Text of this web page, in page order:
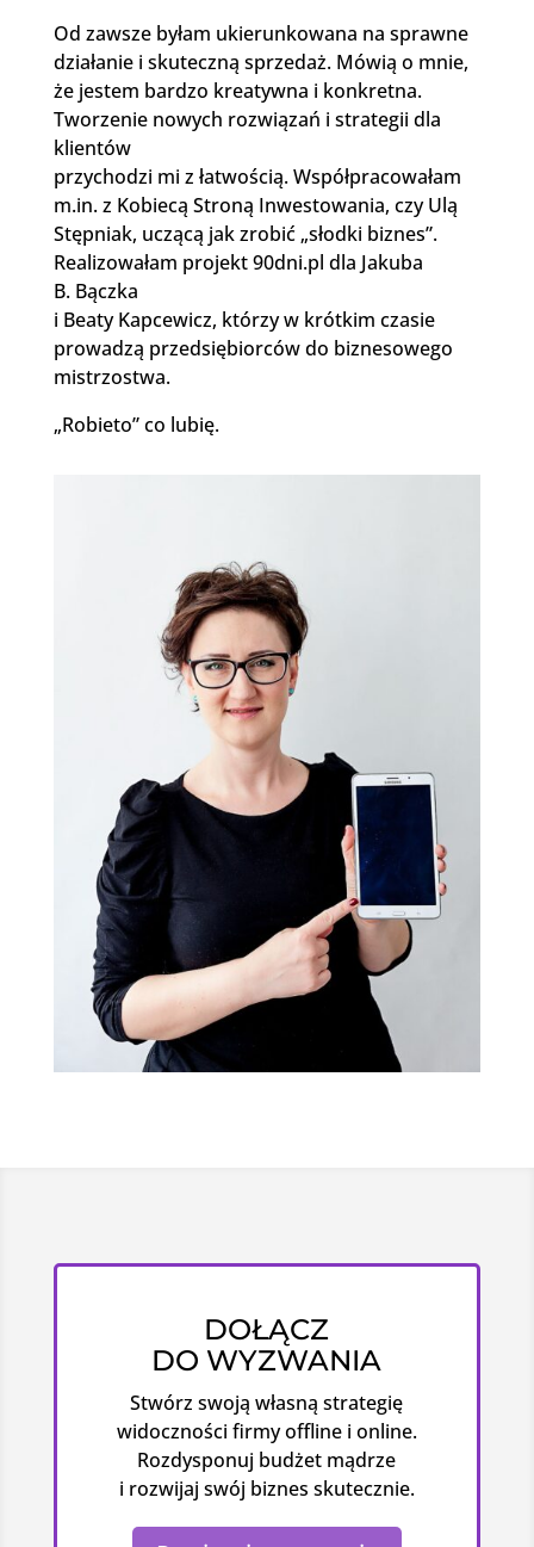
Od zawsze byłam ukierunkowana na sprawne
działanie i skuteczną sprzedaż. Mówią o mnie,
że jestem bardzo kreatywna i konkretna.
Tworzenie nowych rozwiązań i strategii dla
klientów
przychodzi mi z łatwością. Współpracowałam
m.in. z Kobiecą Stroną Inwestowania, czy Ulą
Stępniak, uczącą jak zrobić „słodki biznes”.
Realizowałam projekt90dni.pl dla Jakuba
B. Bączka
i BeatyKapcewicz, którzy w krótkim czasie
prowadzą przedsiębiorców do biznesowego
mistrzostwa.
„Robieto” co lubię.
DOŁĄCZ
DO WYZWANIA
Stwórz swoją własną strategię
widoczności firmy offline i online.
Rozdysponuj budżet mądrze
i rozwijaj swój biznes skutecznie.